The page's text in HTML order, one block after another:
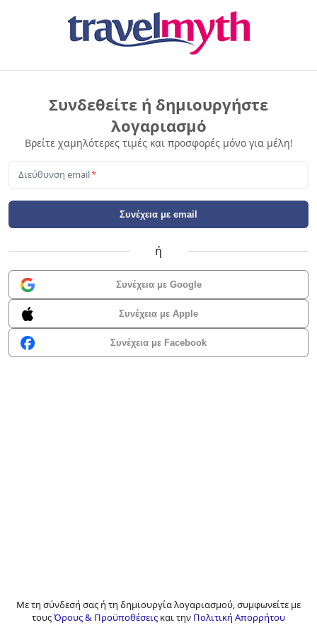
Συνδεθείτε ή δημιουργήστε
λογαριασμό
Βρείτε χαμηλότερες τιμές και προσφορές μόνο για μέλη!
Διεύθυνση email*
Συνέχεια με email
ή
Συνέχεια με Google
Συνέχεια με Apple
Συνέχεια με Facebook
Με τη σύνδεσή σας ή τη δημιουργία λογαριασμού, συμφωνείτε με
τουςΌρους & Προϋποθέσεις και την Πολιτική Απορρήτου